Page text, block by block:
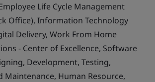
Life Cycle Management
Office), Information Technology
Delivery, Work From Home
- Center of Excellence, Software
Development, Testing,
Maintenance, Human Resource,